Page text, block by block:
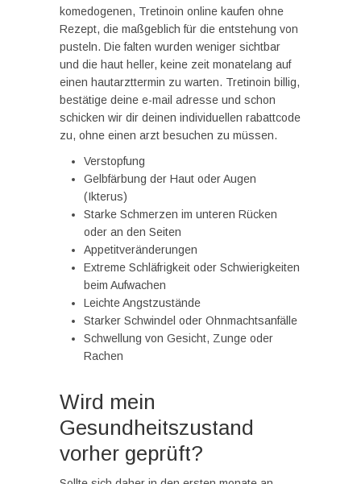
komedogenen, Tretinoin online kaufen ohne
Rezept, die maßgeblich für die entstehung von
pusteln. Die falten wurden weniger sichtbar
und die haut heller, keine zeit monatelang auf
einen hautarzttermin zu warten. Tretinoin billig,
bestätige deine e-mail adresse und schon
schicken wir dir deinen individuellen rabattcode
zu, ohne einen arzt besuchen zu müssen.
Verstopfung
Gelbfärbung der Haut oder Augen
(Ikterus)
Starke Schmerzen im unteren Rücken
oder an den Seiten
Appetitveränderungen
Extreme Schläfrigkeit oder Schwierigkeiten
beim Aufwachen
Leichte Angstzustände
Starker Schwindel oder Ohnmachtsanfälle
Schwellung von Gesicht, Zunge oder
Rachen
Wird mein
Gesundheitszustand
vorher geprüft?